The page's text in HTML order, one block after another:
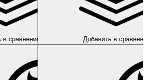
сравнение Добавить в